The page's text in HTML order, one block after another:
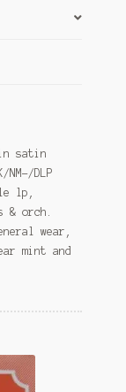
satin
DLP
lp,
orch.
wear,
mint and